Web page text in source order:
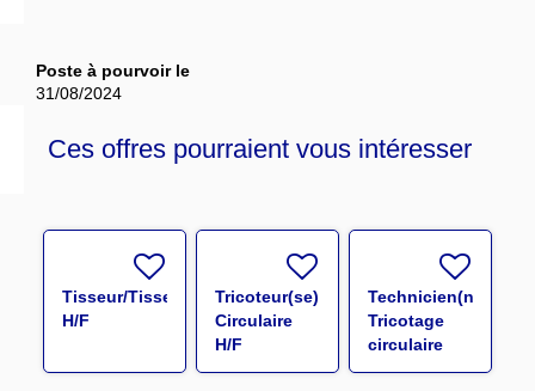
Poste à pourvoir le
31/08/2024
Ces offres pourraient vous intéresser
Tisseur/Tisseuse
H/F
Tricoteur(se)
Circulaire
H/F
Technicien(ne)
Tricotage
circulaire
H/F